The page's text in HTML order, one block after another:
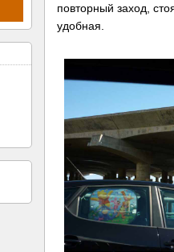
повторный заход,
удобная.